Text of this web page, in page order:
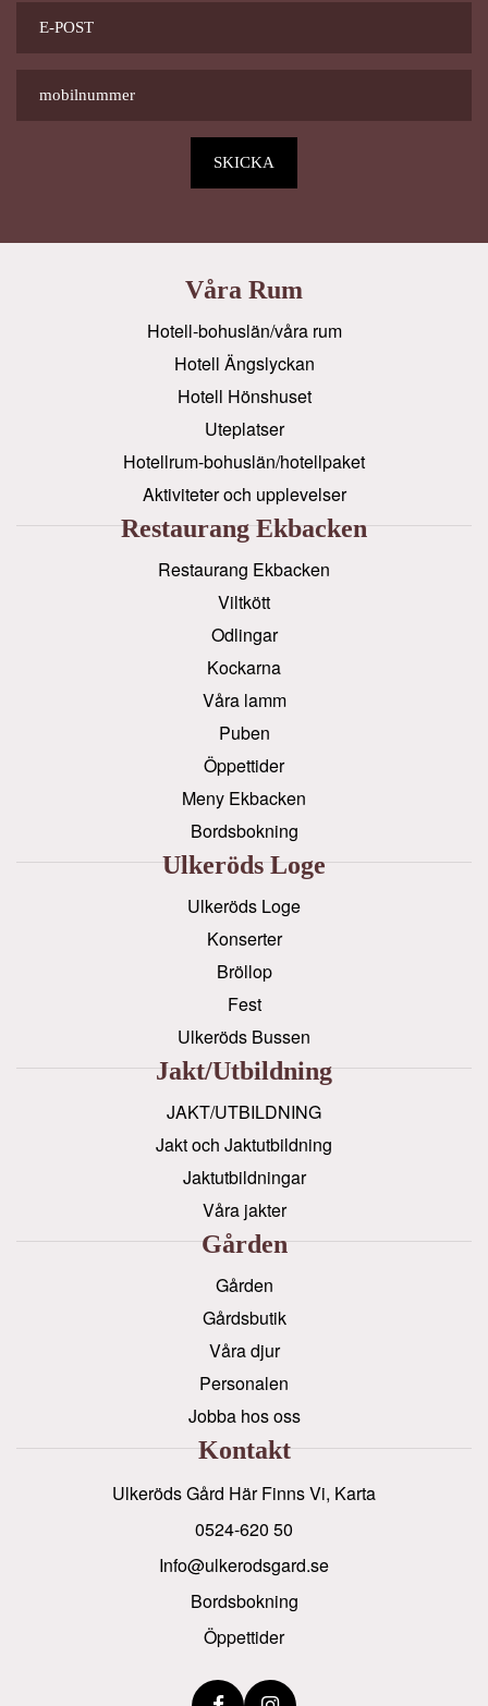
Våra Rum
Hotell-bohuslän/våra rum
Hotell Ängslyckan
Hotell Hönshuset
Uteplatser
Hotellrum-bohuslän/hotellpaket
Aktiviteter och upplevelser
Restaurang Ekbacken
Restaurang Ekbacken
Viltkött
Odlingar
Kockarna
Våra lamm
Puben
Öppettider
Meny Ekbacken
Bordsbokning
Ulkeröds Loge
Ulkeröds Loge
Konserter
Bröllop
Fest
Ulkeröds Bussen
Jakt/utbildning
JAKT/UTBILDNING
Jakt och Jaktutbildning
Jaktutbildningar
Våra jakter
Gården
Gården
Gårdsbutik
Våra djur
Personalen
Jobba hos oss
Kontakt
Ulkeröds Gård Här Finns Vi, Karta
0524-620 50
info@ulkerodsgard.se
Bordsbokning
Öppettider